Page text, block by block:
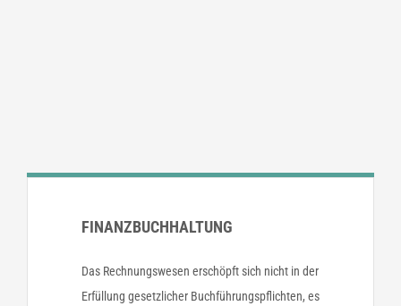
FINANZBUCHHALTUNG
Das Rechnungswesen erschöpft sich nicht in der
Erfüllung gesetzlicher Buchführungspflichten, es